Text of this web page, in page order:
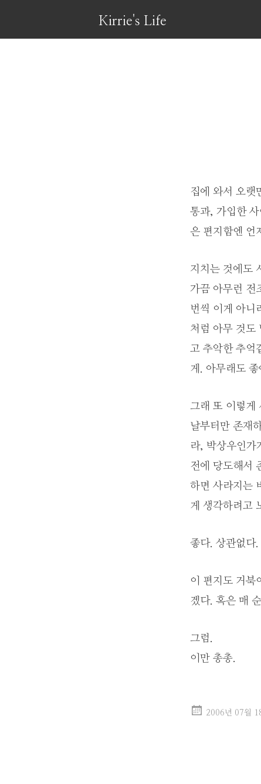
Kirrie's Life
집에 와서 오랫
통과, 가입한
은 편지함엔 언
지치는 것에도
가끔 아무런 전
번씩 이게 아니
처럼 아무 것도
고 추악한 추억
게. 아무래도
그래 또 이렇게
날부터만 존재
라, 박상우인가
전에 당도해서
하면 사라지는
게 생각하려고
좋다. 상관없다
이 편지도 거북
겠다. 혹은 매
그럼.
이만 총총.
2006년 07월